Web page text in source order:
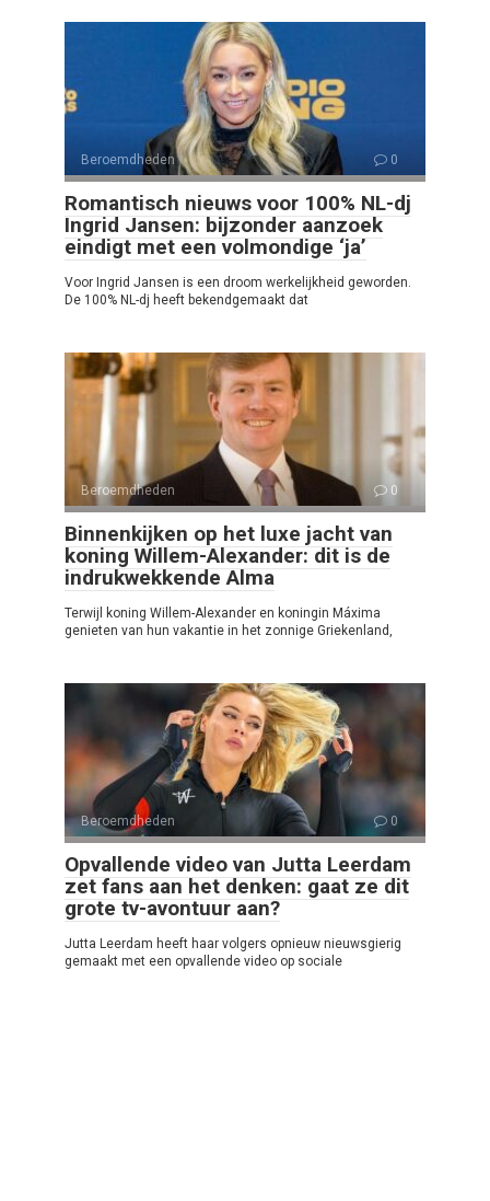
Beroemdheden 0
Romantisch nieuws voor 100% NL-dj
Ingrid Jansen: bijzonder aanzoek
eindigt met een volmondige ‘ja’
Voor Ingrid Jansen is een droom werkelijkheid geworden.
De 100% NL-dj heeft bekendgemaakt dat
Beroemdheden 0
Binnenkijken op het luxe jacht van
koning Willem-Alexander: dit is de
indrukwekkende Alma
Terwijl koning Willem-Alexander en koningin Máxima
genieten van hun vakantie in het zonnige Griekenland,
Beroemdheden 0
Opvallende video van Jutta Leerdam
zet fans aan het denken: gaat ze dit
grote tv-avontuur aan?
Jutta Leerdam heeft haar volgers opnieuw nieuwsgierig
gemaakt met een opvallende video op sociale